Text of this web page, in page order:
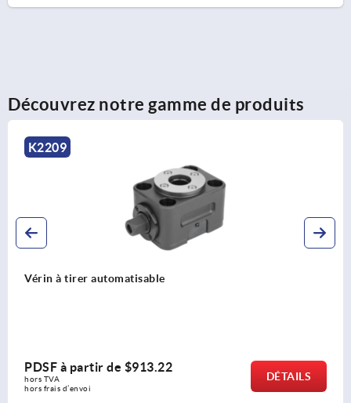
Découvrez notre gamme de produits
DÉTAILS
Élément de serrage « arness »
PDSF à partir de $7.01